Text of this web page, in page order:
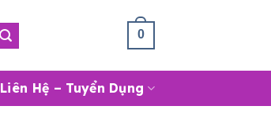
0
Liên Hệ – Tuyển Dụng